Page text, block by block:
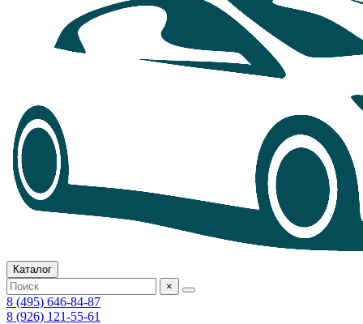
Каталог
×
8 (495) 646-84-87
8 (926) 121-55-61